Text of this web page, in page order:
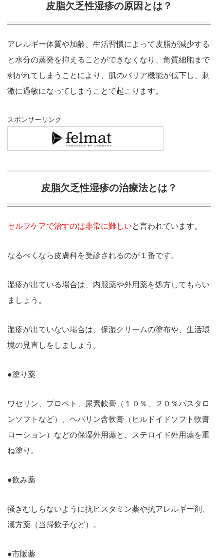
皮脂欠乏性湿疹の原因とは？
アレルギー体質や加齢、生活習慣によって皮脂が減少する
と水分の蒸発を抑えることができなくなり、角質細胞まで
剥がれてしまうことにより、肌のバリア機能が低下し、刺
激に過敏になってしまうことで起こります。
スポンサーリンク
皮脂欠乏性湿疹の治療法とは？
セルフケアで治すのは非常に難しいと言われています。
なるべくなら皮膚科を受診されるのが１番です。
湿疹が出ている場合は、内服薬や外用薬を処方してもらい
ましょう。
湿疹が出ていない場合は、保湿クリームの塗布や、生活環
境の見直しをしましょう。
●塗り薬
ワセリン、プロペト、尿素軟膏（１０％、２０％パスタロ
ンソフトなど）、ヘパリン含軟膏（ヒルドイドソフト軟膏
ローション）などの保湿外用薬と、ステロイド外用薬を重
ね塗り。
●飲み薬
掻きむしらないように抗ヒスタミン薬や抗アレルギー剤、
漢方薬（当帰飲子など）。
●市販薬